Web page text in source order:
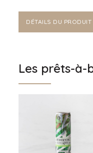
DÉTAILS DU PRODUIT
Les prêts-à-